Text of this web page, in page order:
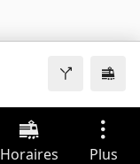
Horaires Plus